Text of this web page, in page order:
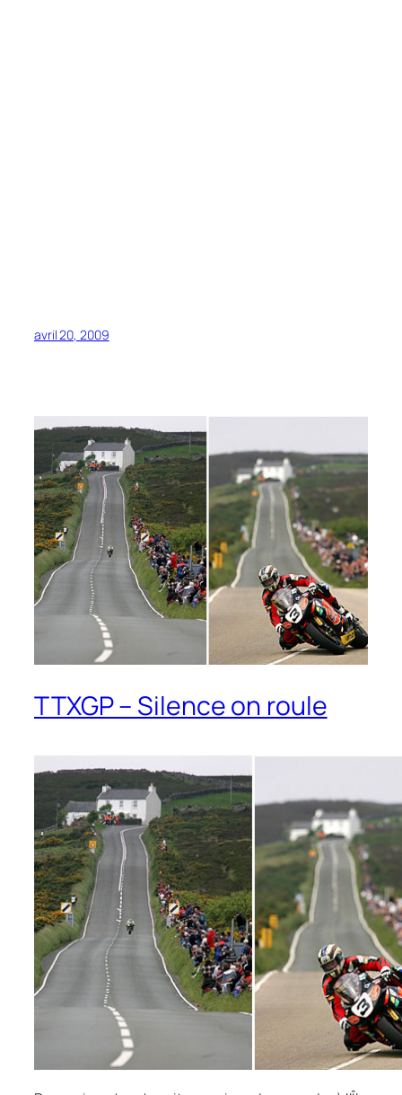
avril 20, 2009
TTXGP – Silence on roule